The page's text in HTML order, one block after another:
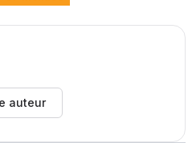
auteur